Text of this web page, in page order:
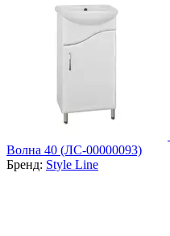
Волна 40 (ЛС-00000093)
Бренд: Style Line